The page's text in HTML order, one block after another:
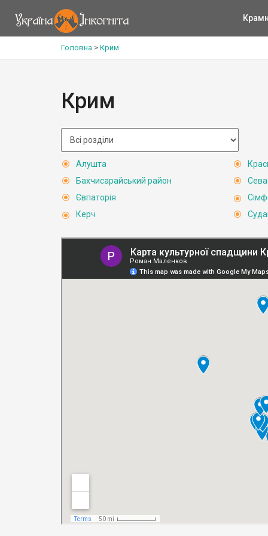
Головна > Крим
Крим
Алушта
Бахчисарайський район
Євпаторія
Керч